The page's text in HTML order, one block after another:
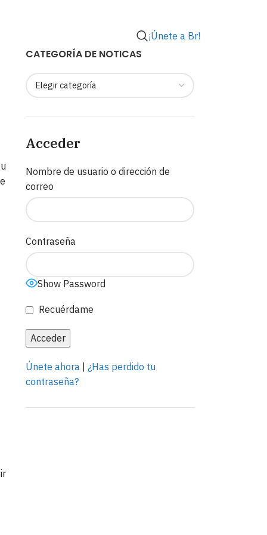
¡Únete a Br!
CATEGORÍA DE NOTICAS
Acceder
Nombre de usuario o dirección de
correo
Contraseña
Show Password
Recuérdame
Únete ahora| ¿Has perdido tu
contraseña?